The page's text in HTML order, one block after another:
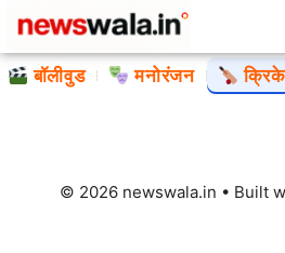
बॉलीवुड मनोरंजन
© 2026 newswala.in • Built